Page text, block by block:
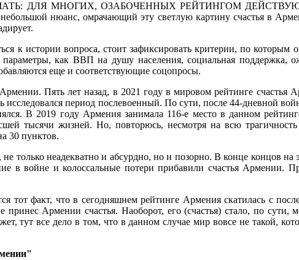
ДЛЯ МНОГИХ, ОЗАБОЧЕННЫХ РЕЙТИНГОМ ДЕЙСТВУЮЩЕЙ
нюанс, омрачающий эту светлую картину счастья в
к истории вопроса, стоит зафиксировать критерии, по которым
параметры, как ВВП на душу населения, социальная поддержка,
еще и соответствующие соцопросы.
Пять лет назад, в 2021 году в мировом рейтинге счастья
период послевоенный. По сути, после 44-дневной
В 2019 году Армения занимала 116-е место в данном
тысячи жизней. Но, повторюсь, несмотря на всю
30 пунктов.
только неадекватно и абсурдно, но и позорно. В конце концов
в войне и колоссальные потери прибавили счастья Армении.
тот факт, что в сегодняшнем рейтинге Армения скатилась с
принес Армении счастья. Наоборот, его (счастья) стало, по
тут все дело в том, что в данном случае мир вовсе не такой,